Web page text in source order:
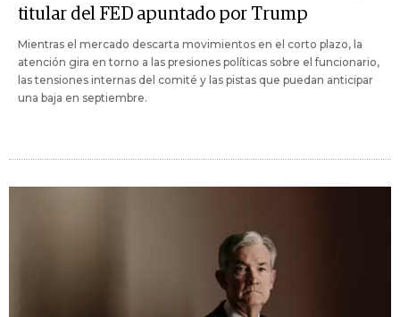
titular del FED apuntado por Trump
Mientras el mercado descarta movimientos en el corto plazo, la
atención gira en torno a las presiones políticas sobre el funcionario,
las tensiones internas del comité y las pistas que puedan anticipar
una baja en septiembre.